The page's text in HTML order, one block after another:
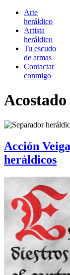
Arte
heráldico
Artista
heráldico
Tu escudo
de armas
Contactar
conmigo
Acostado
Acción
heráldicos